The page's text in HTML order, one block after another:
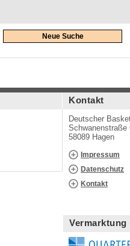
Neue Suche
Kontakt
Deutscher
Schwanenstraße
58089 Hagen
Impressum
Datenschutz
Kontakt
Vermarktung